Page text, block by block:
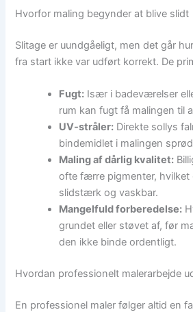
Hvorfor maling begynder at blive slidt
Slitage er uundgåeligt, men det går
fra start ikke var udført korrekt. De
Fugt: Især i badeværelser
rum kan fugt få malingen til
UV-stråler: Direkte sollys
bindemidlet i malingen
Maling af dårlig kvalitet:
ofte færre pigmenter, hvilket
slidstærk og vaskbar.
Mangelfuld forberedelse:
grundet eller støvet af, før
den ikke binde ordentligt.
Hvordan professionelt malerarbejde
En professionel maler følger altid en